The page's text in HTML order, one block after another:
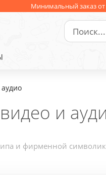
Минимальный заказ от
и
и фирменной